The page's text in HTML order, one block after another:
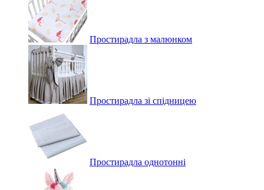
Простирадла з малюнком
Простирадла зі спідницею
Простирадла однотонні